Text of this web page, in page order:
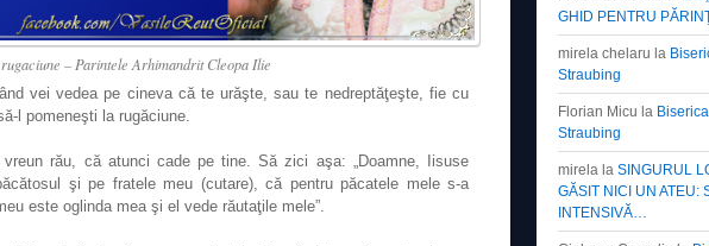
– Parintele Arhimandrit Cleopa Ilie
vei vedea pe cineva că te urăşte, sau te nedreptăţeşte, fie cu
l pomeneşti la rugăciune.
rău, că atunci cade pe tine. Să zici aşa: „Doamne, Iisuse
şi pe fratele meu (cutare), că pentru păcatele mele s-a
este oglinda mea şi el vede răutaţile mele”.
GHID PENTRU
mirela chelaru la
Straubing
Florian Micu la
Straubing
mirela la SINGURUL
GĂSIT NICI UN ATEU:
INTENSIVĂ…